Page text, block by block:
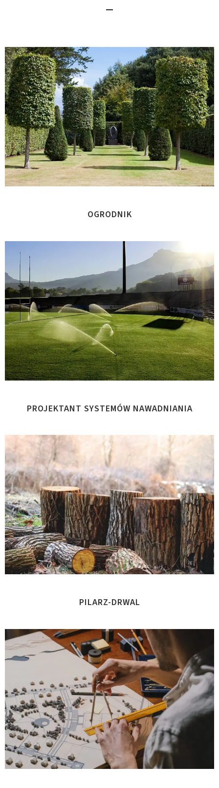
OGRODNIK
PROJEKTANT SYSTEMÓW NAWADNIANIA
PILARZ-DRWAL